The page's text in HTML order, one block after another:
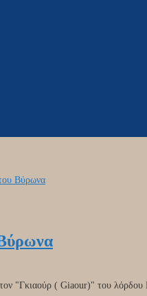
"Γκιαούρ ( Giaour)" του